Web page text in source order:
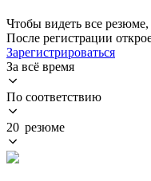
Чтобы видеть все резюме,
После регистрации
Зарегистрироваться
За всё время
По соответствию
20 резюме